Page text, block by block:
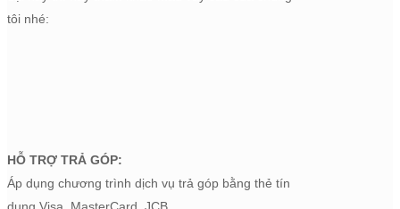
tôi nhé:
HỖ TRỢ TRẢ GÓP:
Áp dụng chương trình dịch vụ trả góp bằng thẻ tín